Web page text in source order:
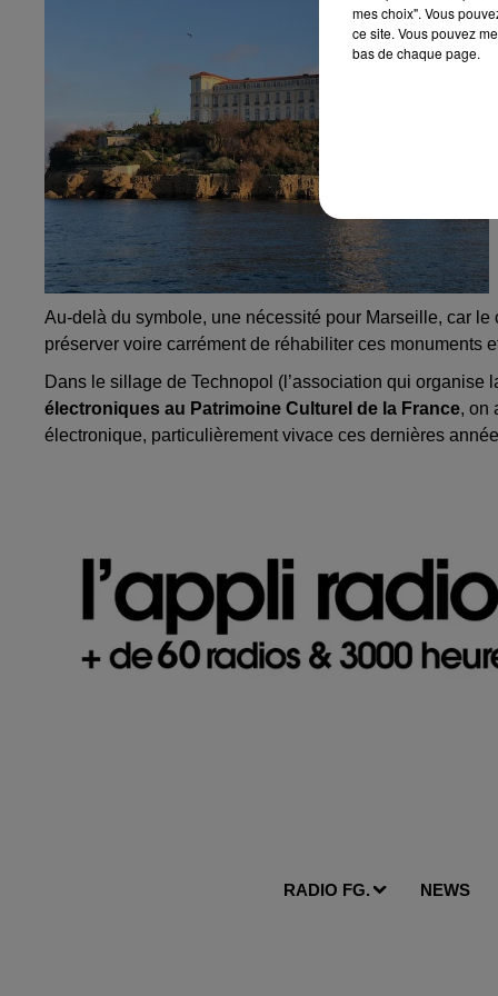
Au-delà du symbole, une nécessité pour Marseille, car
préserver voire carrément de réhabiliter ces
Dans le sillage de Technopol (l’association qui organise
électroniques au Patrimoine Culturel de la France, on
électronique, particulièrement vivace ces dernières
RADIO FG. NEWS
mes choix". Vous
ce site. Vous pouvez
bas de chaque page.